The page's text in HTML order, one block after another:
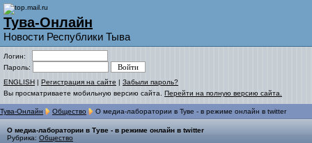
Тува-Онлайн
Новости Республики Тыва
Логин:
Пароль:
ENGLISH | Регистрация на сайте | Забыли пароль?
Вы просматриваете мобильную версию сайта. Перейти на полную версию сайта.
Тува-Онлайн Общество О медиа-лаборатории в Туве - в режиме онлайн в twitter
О медиа-лаборатории в Туве - в режиме онлайн в twitter
Рубрика: Общество